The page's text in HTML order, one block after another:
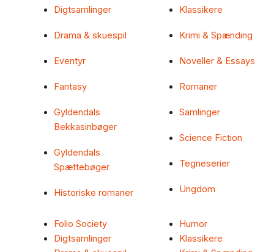
Digtsamlinger
Drama & skuespil
Eventyr
Fantasy
Gyldendals
Bekkasinbøger
Gyldendals
Spættebøger
Historiske romaner
Klassikere
Krimi & Spænding
Noveller & Essays
Romaner
Samlinger
Science Fiction
Tegneserier
Ungdom
Folio Society
Digtsamlinger
Humor
Klassikere